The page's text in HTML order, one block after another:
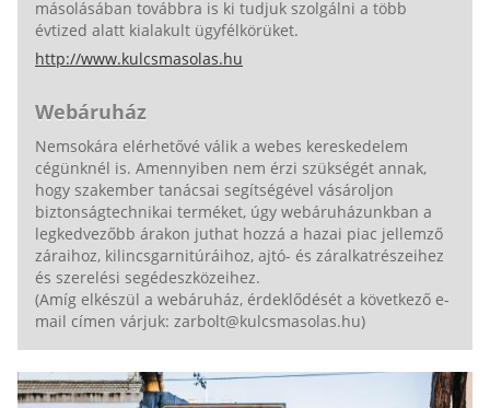
másolásában továbbra is ki tudjuk szolgálni a több
évtized alatt kialakult ügyfélkörüket.
http://www.kulcsmasolas.hu
Webáruház
Nemsokára elérhetővé válik a webes kereskedelem
cégünknél is. Amennyiben nem érzi szükségét annak,
hogy szakember tanácsai segítségével vásároljon
biztonságtechnikai terméket, úgy webáruházunkban a
legkedvezőbb árakon juthat hozzá a hazai piac jellemző
záraihoz, kilincsgarnitúráihoz, ajtó- és záralkatrészeihez
és szerelési segédeszközeihez.
(Amíg elkészül a webáruház, érdeklődését a következő e-
mail címen várjuk: zarbolt@kulcsmasolas.hu)